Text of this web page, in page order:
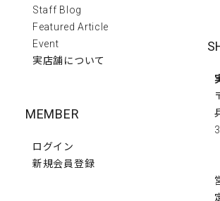
Staff Blog
Featured Article
Event
実店舗について
MEMBER
ログイン
新規会員登録